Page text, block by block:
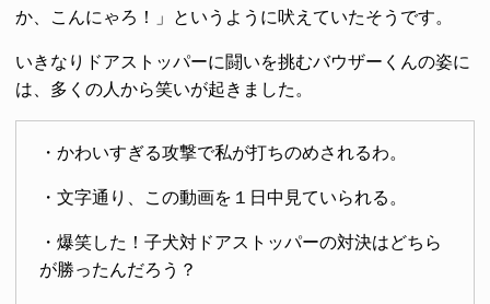
か、こんにゃろ！」というように吠えていたそうです。
いきなりドアストッパーに闘いを挑むバウザーくんの姿に
は、多くの人から笑いが起きました。
・かわいすぎる攻撃で私が打ちのめされるわ。
・文字通り、この動画を１日中見ていられる。
・爆笑した！子犬対ドアストッパーの対決はどちら
が勝ったんだろう？